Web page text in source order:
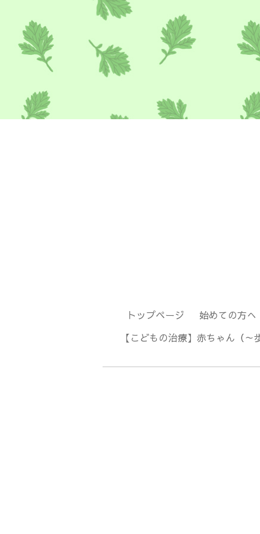
トップページ 始めての方へ
【こどもの治療】赤ちゃん（～